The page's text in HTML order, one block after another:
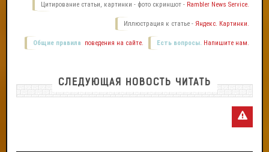
Цитирование статьи, картинки - фото скриншот - Rambler News Service.
Иллюстрация к статье - Яндекс. Картинки.
Есть вопросы. Напишите нам.
Общие правила поведения на сайте.
СЛЕДУЮЩАЯ НОВОСТЬ ЧИТАТЬ